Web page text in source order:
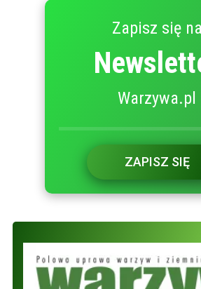
Zapisz się na
Warzywa.pl
ZAPISZ SIĘ